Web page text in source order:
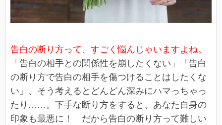
告白の断り方って、すごく悩んじゃいますよね。
「告白の相手との関係性を崩したくない」「告白
の断り方で告白の相手を傷つけることはしたくな
い」、そう考えるとどんどん深みにハマっちゃっ
たり……。下手な断り方をすると、あなた自身の
印象も最悪に！ だから告白の断り方って難しい